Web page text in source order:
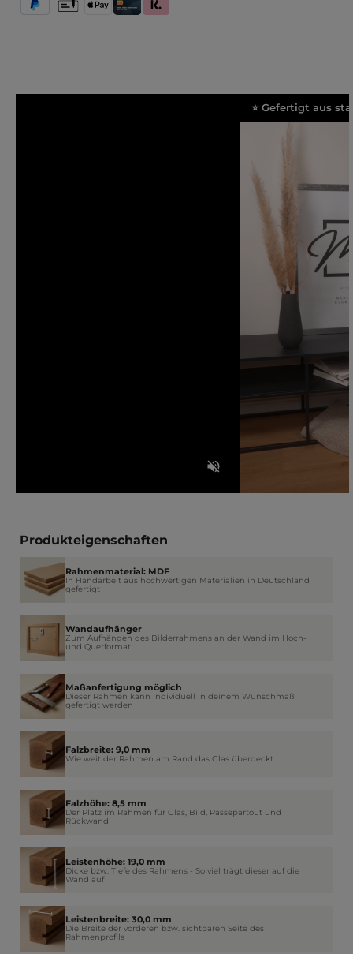
PayPal Apple PayKredit- und Debitkarte
Klarna (Rechnung / Ratenkauf / Sofort)
Vorkasse
⭐ Gefertigt aus
Produkteigenschaften
Rahmenmaterial: MDF
In Handarbeit aus hochwertigen Materialien in Deutschland
gefertigt
Wandaufhänger
Zum Aufhängen des Bilderrahmens an der Wand im Hoch-
und Querformat
Maßanfertigung möglich
Dieser Rahmen kann individuell in deinem Wunschmaß
gefertigt werden
Falzbreite: 9,0 mm
Wie weit der Rahmen am Rand das Glas überdeckt
Falzhöhe: 8,5 mm
Der Platz im Rahmen für Glas, Bild, Passepartout und
Rückwand
Leistenhöhe: 19,0 mm
Dicke bzw. Tiefe des Rahmens - So viel trägt dieser auf die
Wand auf
Leistenbreite: 30,0 mm
Die Breite der vorderen bzw. sichtbaren Seite des
Rahmenprofils